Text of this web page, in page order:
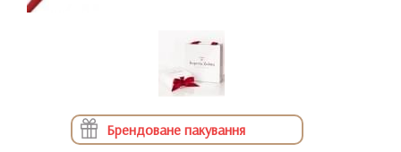
Брендоване пакування